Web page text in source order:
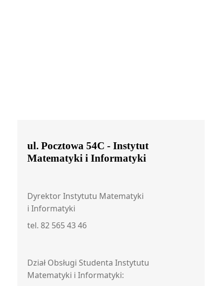
ul. Pocztowa 54C - Instytut
Matematyki i Informatyki
Dyrektor Instytutu Matematyki
i Informatyki
tel. 82 565 43 46
Dział Obsługi Studenta Instytutu
Matematyki i Informatyki: